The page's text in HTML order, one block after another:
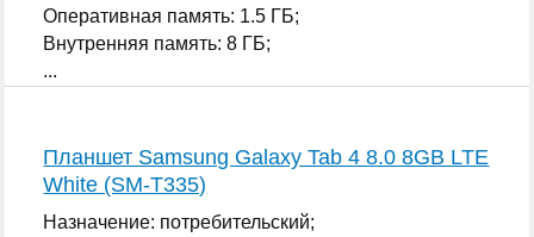
Оперативная память: 1.5 ГБ;
Внутренняя память: 8 ГБ;
...
Планшет Samsung Galaxy Tab 4 8.0 8GB LTE
White (SM-T335)
Назначение: потребительский;